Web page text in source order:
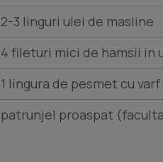
2-3 linguri ulei de masline
4 fileturi mici de hamsii in
1 lingura de pesmet cu varf
patrunjel proaspat